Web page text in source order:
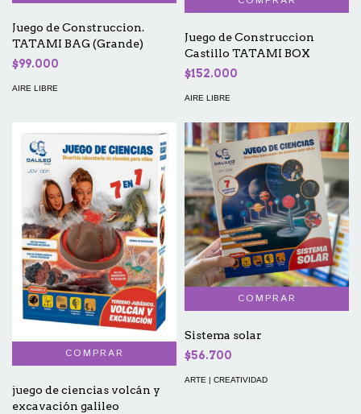
Juego de Construccion.
TATAMI BAG (Grande)
$99.000
AIRE LIBRE
Juego de Construccion
Castillo TATAMI BOX
$152.000
AIRE LIBRE
juego de ciencias volcán y
excavación galileo
Sistema solar
$56.700
ARTE | CREATIVIDAD